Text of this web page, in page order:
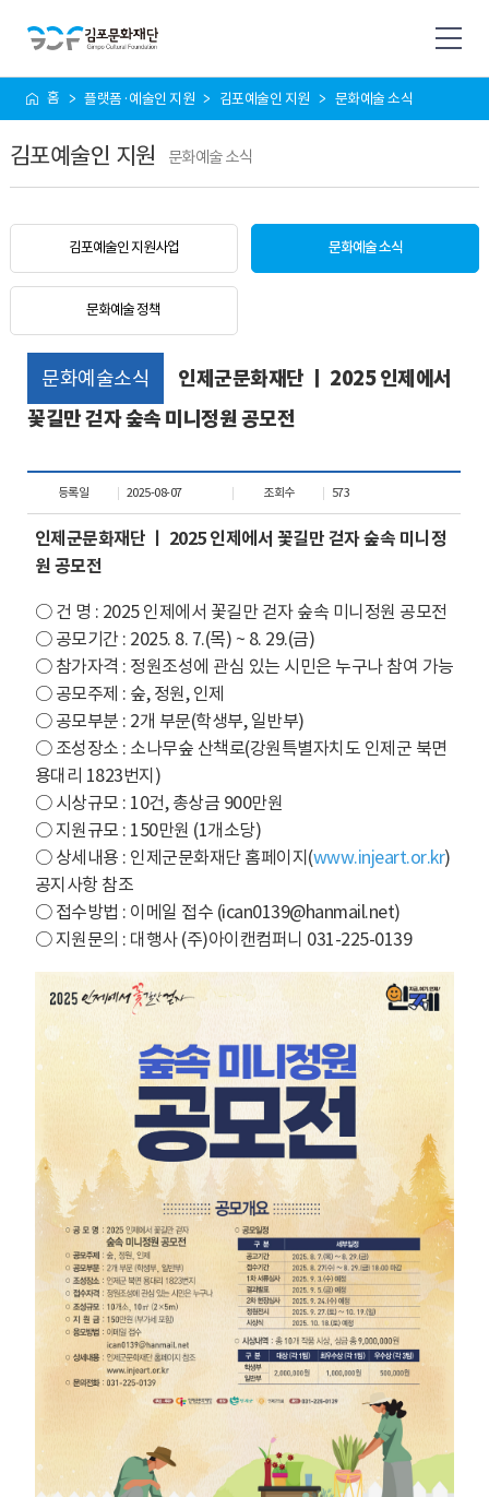
사
이
맵
홈 플랫폼·예술인 지원 김포예술인 지원 문화예술 소식
김포예술인 지원 문화예술 소식
김포예술인 지원사업 문화예술 소식
문화예술 정책
문화예술소식
인제군문화재단 ㅣ 2025 인제에서
꽃길만 걷자 숲속 미니정원 공모전
등록일 2025-08-07 조회수 573
인제군문화재단 ㅣ 2025 인제에서 꽃길만 걷자 숲속 미니정
원 공모전
○ 건 명 : 2025 인제에서 꽃길만 걷자 숲속 미니정원 공모전
○ 공모기간 : 2025. 8. 7.(목) ~ 8. 29.(금)
○ 참가자격 : 정원조성에 관심 있는 시민은 누구나 참여 가능
○ 공모주제 : 숲, 정원, 인제
○ 공모부분 : 2개 부문(학생부, 일반부)
○ 조성장소 : 소나무숲 산책로(강원특별자치도 인제군 북면
용대리 1823번지)
○ 시상규모 : 10건, 총상금 900만원
○ 지원규모 : 150만원 (1개소당)
○ 상세내용 : 인제군문화재단 홈페이지(www.injeart.or.kr)
공지사항 참조
○ 접수방법 : 이메일 접수 (ican0139@hanmail.net)
○ 지원문의 : 대행사 (주)아이캔컴퍼니 031-225-0139